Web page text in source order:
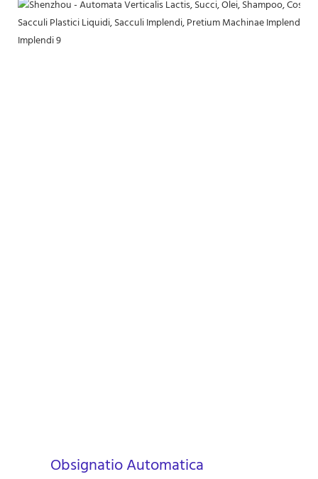
Obsignatio Automatica